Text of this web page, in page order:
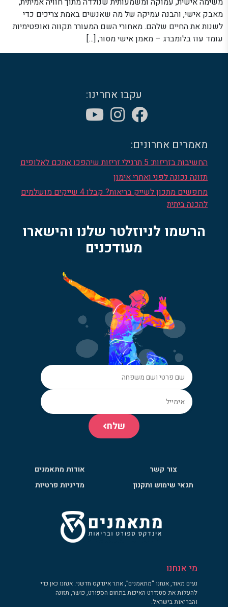
מאבק אישי, והבנה עמיקה של מה שאנשים באמת צריכים כדי
לשנות את החיים שלהם. מאחורי השם המעורר תקווה ואופטימיות
עומד עוז בלומברג – מאמן אישי מסור, […]
עקבו אחרינו:
מאמרים אחרונים:
החשיבות בזריזות: 5 תרגילי זריזות שיהפכו אתכם לאלופים
תזונה נכונה לפני ואחרי אימון
מחפשים מתכון לשייק בריאות? קבלו 4 שייקים מושלמים
להכנה ביתית
הרשמו לניוזלטר שלנו והישארו
מעודכנים
שלח
צור קשר
אודות מתאמנים
תנאי שימוש ותקנון
מדיניות פרטיות
מי אנחנו
נעים מאוד, אנחנו “מתאמנים”, אתר אינדקס חדשני. אנחנו כאן כדי
להעלות את סטנדרט האיכות בתחום הספורט, כושר, תזונה
והבריאות בישראל.